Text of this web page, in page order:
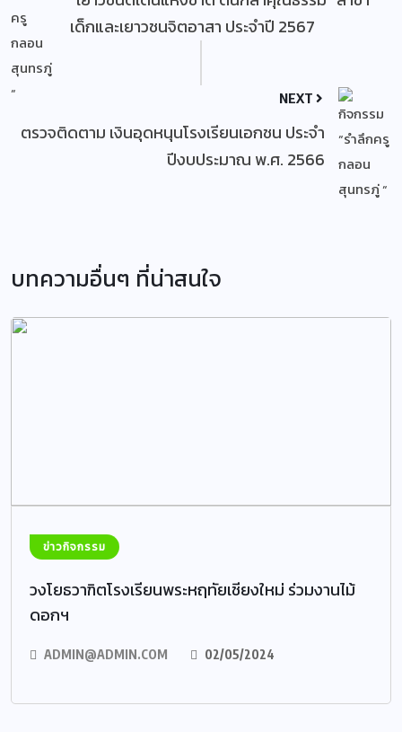
เด็กและเยาวชนจิตอาสา ประจำปี 2567
NEXT
ตรวจติดตาม เงินอุดหนุนโรงเรียนเอกชน ประจำ
ปีงบประมาณ พ.ศ. 2566
บทความอื่นๆ ที่น่าสนใจ
ข่าวกิจกรรม
วงโยธวาฑิตโรงเรียนพระหฤทัยเชียงใหม่ ร่วมงานไม้
ดอกฯ
ADMIN@ADMIN.COM 02/05/2024